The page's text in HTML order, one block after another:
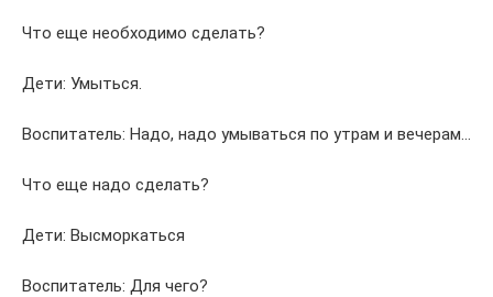
Что еще необходимо сделать?
Дети: Умыться.
Воспитатель: Надо, надо умываться по утрам и вечерам…
Что еще надо сделать?
Дети: Высморкаться
Воспитатель: Для чего?